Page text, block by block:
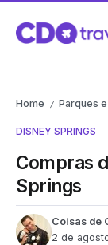
Home / Parques
DISNEY SPRINGS
Compras
Springs
Coisas de
2 de